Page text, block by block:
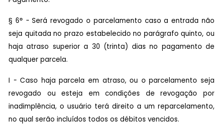
§ 6° - Será revogado o parcelamento caso a entrada não
seja quitada no prazo estabelecido no parágrafo quinto, ou
haja atraso superior a 30 (trinta) dias no pagamento de
qualquer parcela.
I - Caso haja parcela em atraso, ou o parcelamento seja
revogado ou esteja em condições de revogação por
inadimplência, o usuário terá direito a um reparcelamento,
no qual serão incluídos todos os débitos vencidos.